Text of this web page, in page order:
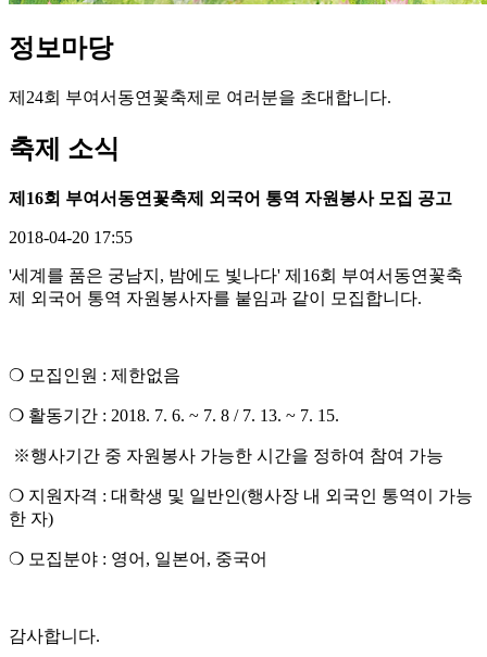
정보마당
제24회 부여서동연꽃축제로 여러분을 초대합니다.
축제 소식
제16회 부여서동연꽃축제 외국어 통역 자원봉사 모집 공고
2018-04-20 17:55
'세계를 품은 궁남지, 밤에도 빛나다' 제16회 부여서동연꽃축
제 외국어 통역 자원봉사자를 붙임과 같이 모집합니다.
❍ 모집인원 : 제한없음
❍ 활동기간 : 2018. 7. 6. ~ 7. 8 / 7. 13. ~ 7. 15.
※행사기간 중 자원봉사 가능한 시간을 정하여 참여 가능
❍ 지원자격 : 대학생 및 일반인(행사장 내 외국인 통역이 가능
한 자)
❍ 모집분야 : 영어, 일본어, 중국어
감사합니다.